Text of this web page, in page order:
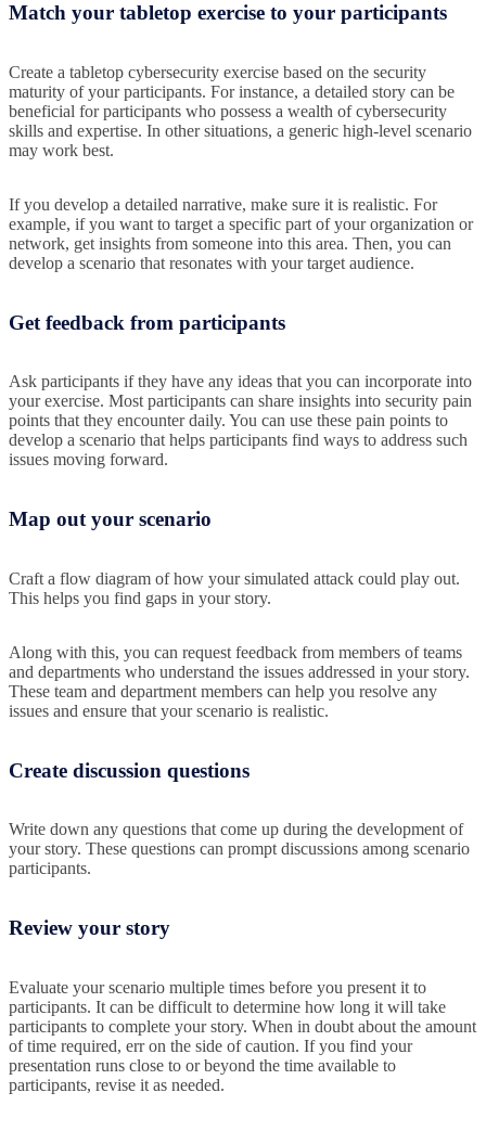
Match your tabletop exercise to your participants
Create a tabletop cybersecurity exercise based on the security
maturity of your participants. For instance, a detailed story can be
beneficial for participants who possess a wealth of cybersecurity
skills and expertise. In other situations, a generic high-level scenario
may work best.
If you develop a detailed narrative, make sure it is realistic. For
example, if you want to target a specific part of your organization or
network, get insights from someone into this area. Then, you can
develop a scenario that resonates with your target audience.
Get feedback from participants
Ask participants if they have any ideas that you can incorporate into
your exercise. Most participants can share insights into security pain
points that they encounter daily. You can use these pain points to
develop a scenario that helps participants find ways to address such
issues moving forward.
Map out your scenario
Craft a flow diagram of how your simulated attack could play out.
This helps you find gaps in your story.
Along with this, you can request feedback from members of teams
and departments who understand the issues addressed in your story.
These team and department members can help you resolve any
issues and ensure that your scenario is realistic.
Create discussion questions
Write down any questions that come up during the development of
your story. These questions can prompt discussions among scenario
participants.
Review your story
Evaluate your scenario multiple times before you present it to
participants. It can be difficult to determine how long it will take
participants to complete your story. When in doubt about the amount
of time required, err on the side of caution. If you find your
presentation runs close to or beyond the time available to
participants, revise it as needed.